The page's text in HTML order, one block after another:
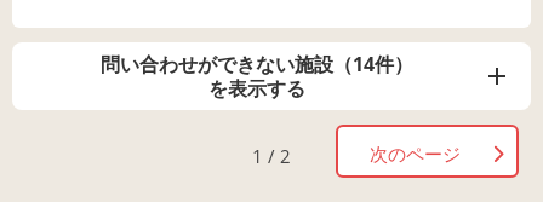
問い合わせができない施設（14件）
を表示する
1 / 2 次のページ